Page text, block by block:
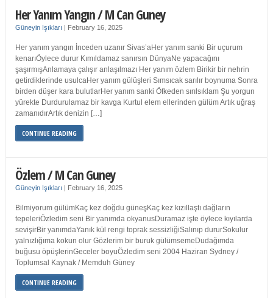
Her Yanım Yangın / M Can Guney
Güneyin Işıkları | February 16, 2025
Her yanım yangın İnceden uzanır Sivas’aHer yanım sanki Bir uçurum
kenarıÖylece durur Kımıldamaz sanırsın DünyaNe yapacağını
şaşırmışAnlamaya çalışır anlaşılmazı Her yanım özlem Birikir bir nehrin
getirdiklerinde usulcaHer yanım gülüşleri Sımsıcak sarılır boynuma Sonra
birden düşer kara bulutlarHer yanım sanki Öfkeden sırılsıklam Şu yorgun
yürekte Durdurulamaz bir kavga Kurtul elem ellerinden gülüm Artık uğraş
zamanıdırArtık denizin […]
CONTINUE READING
Özlem / M Can Guney
Güneyin Işıkları | February 16, 2025
Bilmiyorum gülümKaç kez doğdu güneşKaç kez kızıllaştı dağların
tepeleriÖzledim seni Bir yanımda okyanusDuramaz işte öylece kıyılarda
sevişirBir yanımdaYanık kül rengi toprak sessizliğiSalınıp dururSokulur
yalnızlığıma kokun olur Gözlerim bir buruk gülümsemeDudağımda
buğusu öpüşlerinGeceler boyuÖzledim seni 2004 Haziran Sydney /
Toplumsal Kaynak / Memduh Güney
CONTINUE READING